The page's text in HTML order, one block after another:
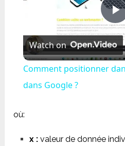
Watch on
Comment positionner
dans Google ?
où:
x :valeur de donnée